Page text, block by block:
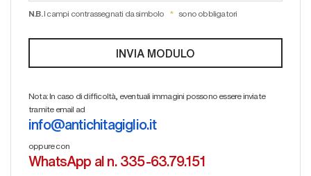
N.B. I campi contrassegnati da simbolo sono obbligatori
Nota: In caso di difficoltà, eventuali immagini possono essere inviate
tramite email ad
info@antichitagiglio.it
oppure con
WhatsApp al n. 335-63.79.151